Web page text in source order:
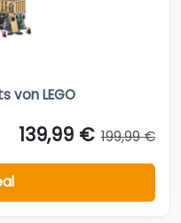
von LEGO
139,99 € 199,99 €